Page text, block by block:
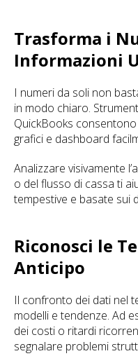
Trasforma i
Informazioni
I numeri da soli non
in modo chiaro.
QuickBooks
grafici e dashboard
Analizzare visivamente
o del flusso di cassa ti
tempestive e basate sui
Riconosci le
Anticipo
Il confronto dei dati nel
modelli e tendenze. Ad
dei costi o ritardi
segnalare problemi